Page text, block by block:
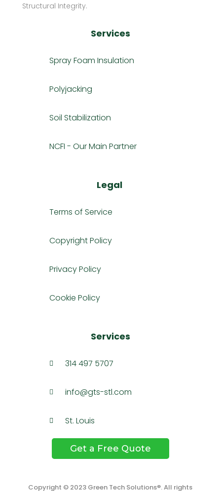
Structural Integrity.
Services
Spray Foam Insulation
Polyjacking
Soil Stabilization
NCFI - Our Main Partner
Legal
Terms of Service
Copyright Policy
Privacy Policy
Cookie Policy
Services
 314 497 5707
 info@gts-stl.com
 St. Louis
Get a Free Quote
Copyright © 2023 Green Tech Solutions®. All rights